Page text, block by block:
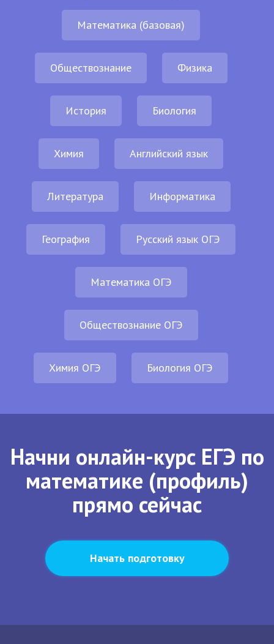
Математика (базовая)
Обществознание Физика
История Биология
Химия Английский язык
Литература Информатика
География Русский язык ОГЭ
Математика ОГЭ
Обществознание ОГЭ
Химия ОГЭ Биология ОГЭ
Начни онлайн-курс ЕГЭ по
математике (профиль)
прямо сейчас
Начать подготовку